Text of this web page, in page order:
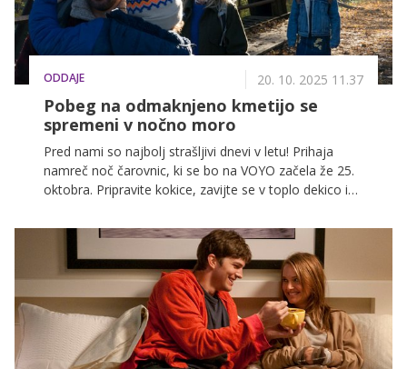
ODDAJE 20. 10. 2025 11.37
Pobeg na odmaknjeno kmetijo se
spremeni v nočno moro
Pred nami so najbolj strašljivi dnevi v letu! Prihaja
namreč noč čarovnic, ki se bo na VOYO začela že 25.
oktobra. Pripravite kokice, zavijte se v toplo dekico in